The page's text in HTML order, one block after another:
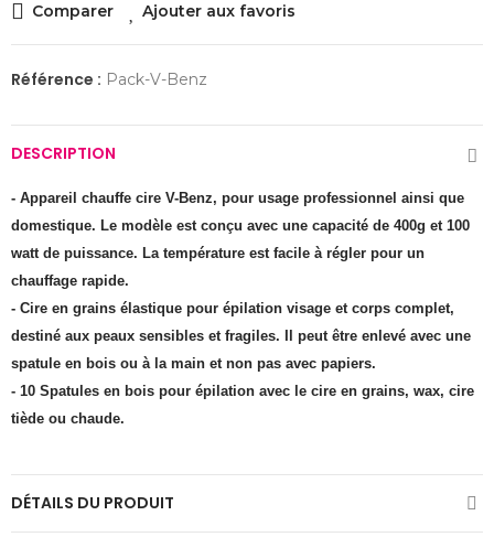
Comparer Ajouter aux favoris
Référence : Pack-V-Benz
DESCRIPTION
- Appareil chauffe cire V-Benz, pour usage professionnel ainsi que
domestique. Le modèle est conçu avec une capacité de 400g et 100
watt de puissance. La température est facile à régler pour un
chauffage rapide.
- Cire en grains élastique pour épilation visage et corps complet,
destiné aux peaux sensibles et fragiles. Il peut être enlevé avec une
spatule en bois ou à la main et non pas avec papiers.
- 10 Spatules en bois pour épilation avec le cire en grains, wax, cire
tiède ou chaude.
DÉTAILS DU PRODUIT